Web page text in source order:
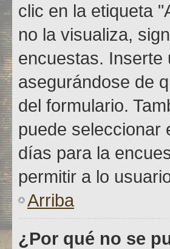
clic en la etiqueta
no la visualiza,
encuestas. Inserte
asegurándose de
del formulario.
puede seleccionar
días para la
permitir a lo
Arriba
¿Por qué no se